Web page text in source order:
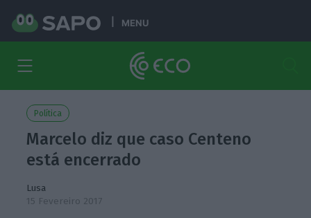
MENU
Política
Marcelo diz que caso Centeno
está encerrado
Lusa
15 Fevereiro 2017